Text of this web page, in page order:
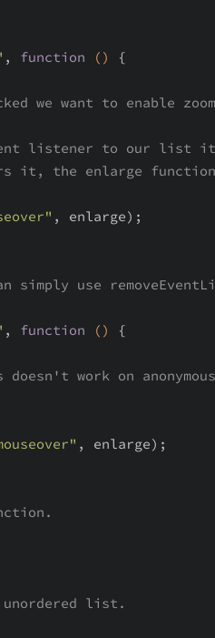
, function () {
we want to enable
listener to our list
it, the enlarge
, enlarge);
simply use
, function () {
work on
, enlarge);
unordered list.